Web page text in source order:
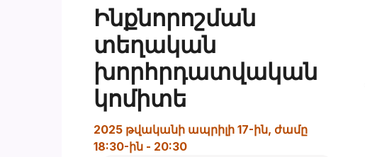
Ինքնորոշման
տեղական
խորհրդատվական
կոմիտե
2025 թվականի ապրիլի 17-ին, ժամը
18:30-ին - 20:30